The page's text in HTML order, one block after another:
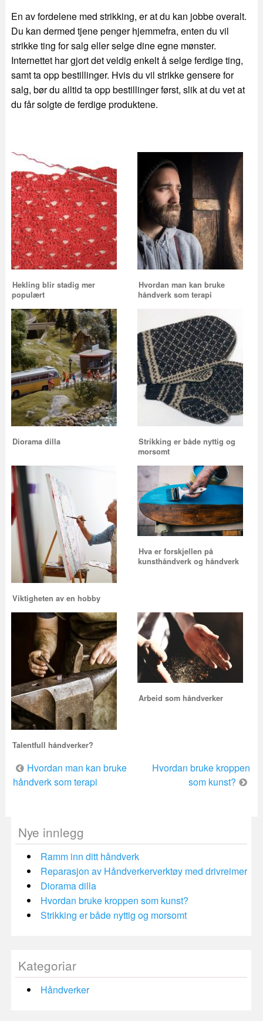
En av fordelene med strikking, er at du kan jobbe overalt.
Du kan dermed tjene penger hjemmefra, enten du vil
strikke ting for salg eller selge dine egne mønster.
Internettet har gjort det veldig enkelt å selge ferdige ting,
samt ta opp bestillinger. Hvis du vil strikke gensere for
salg, bør du alltid ta opp bestillinger først, slik at du vet at
du får solgte de ferdige produktene.
Hekling blir stadig mer
populært
Hvordan man kan bruke
håndverk som terapi
Diorama dilla
Strikking er både nyttig og
morsomt
Viktigheten av en hobby
Hva er forskjellen på
kunsthåndverk og håndverk
Talentfull håndverker?
Arbeid som håndverker
Innleggsnavigering
Hvordan man kan bruke
håndverk som terapi
Hvordan bruke kroppen
som kunst?
Nye innlegg
Ramm inn ditt håndverk
Reparasjon av Håndverkerverktøy med drivreimer
Diorama dilla
Hvordan bruke kroppen som kunst?
Strikking er både nyttig og morsomt
Kategoriar
Håndverker